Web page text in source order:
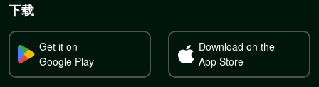
下载
Get it on
Google Play
Download on the
App Store